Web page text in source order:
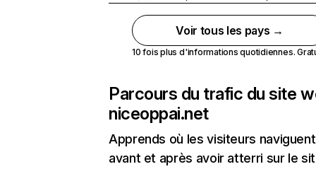
Voir tous les pays →
10 fois plus d'informations quotidiennes.
Parcours du trafic du site
niceoppai.net
Apprends où les visiteurs naviguent
avant et après avoir atterri sur le